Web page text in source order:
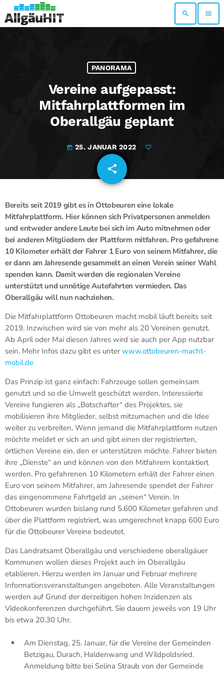
search menu
PANORAMA
Vereine aufgepasst:
Mitfahrplattformen im
Oberallgäu geplant
today 25. JANUAR 2022
share
email
Bereits seit 2019 gibt es in Ottobeuren eine lokale
Mitfahrplattform. Hier können sich Privatpersonen anmelden
und entweder andere Leute bei sich im Auto mitnehmen oder
bei anderen Mitgliedern der Plattform mitfahren. Pro gefahrene
10 Kilometer erhält der Fahrer 1 Euro von seinem Mitfahrer, die
er dann am Jahresende gesammelt an einen Verein seiner Wahl
spenden kann. Damit werden die regionalen Vereine
unterstützt und unnötige Autofahrten vermieden. Das
Oberallgäu will nun nachziehen.
Die Mitfahrplattform Ottobeuren macht mobil läuft bereits seit
2019. Inzwischen wird sie von mehr als 20 Vereinen genutzt.
Ab April oder Mai diesen Jahres wird sie auch per App nutzbar
sein. Mehr Infos dazu gibt es unter www.ottobeuren-macht-
mobil.de
Das Prinzip ist ganz einfach: Fahrzeuge sollen gemeinsam
genutzt und so die Umwelt geschützt werden. Interessierte
Vereine fungieren als „Botschafter“ des Projektes, sie
mobilisieren ihre Mitglieder, selbst mitzumachen und die Idee
weiter zu verbreiten. Wenn jemand die Mitfahrplattform nutzen
möchte meldet er sich an und gibt einen der registrierten,
örtlichen Vereine ein, den er unterstützen möchte. Fahrer bieten
ihre „Dienste“ an und können von den Mitfahrern kontaktiert
werden. Pro gefahrenen 10 Kilometern erhält der Fahrer einen
Euro von seinem Mitfahrer, am Jahresende spendet der Fahrer
das eingenommene Fahrtgeld an „seinen“ Verein. In
Ottobeuren wurden bislang rund 5.600 Kilometer gefahren und
über die Plattform registriert, was umgerechnet knapp 600 Euro
für die Ottobeurer Vereine bedeutet.
Das Landratsamt Oberallgäu und verschiedene oberallgäuer
Kommunen wollen dieses Projekt auch im Oberallgäu
etablieren. Hierzu werden im Januar und Februar mehrere
Informationsveranstaltungen angeboten. Alle Veranstaltungen
werden auf Grund der derzeitigen hohen Inzidenzen als
Videokonferenzen durchgeführt. Sie dauern jeweils von 19 Uhr
bis etwa 20.30 Uhr.
Am Dienstag, 25. Januar, für die Vereine der Gemeinden
Betzigau, Durach, Haldenwang und Wildpoldsried.
Anmeldung bitte bei Selina Straub von der Gemeinde